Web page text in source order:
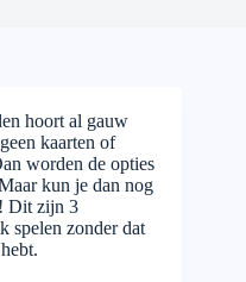
hoort al gauw
kaarten of
worden de opties
kun je dan nog
Dit zijn 3
spelen zonder dat